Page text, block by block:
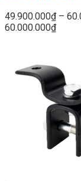
49.900.000₫ –
60.000.000₫